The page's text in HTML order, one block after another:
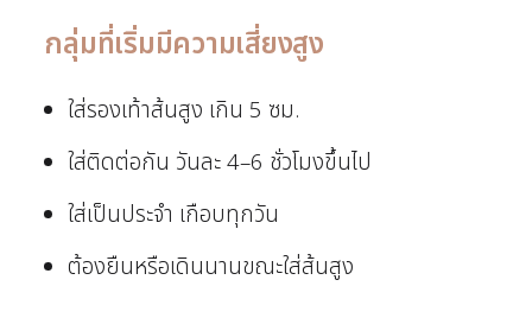
กลุ่มที่เริ่มมีความเสี่ยงสูง
ใส่รองเท้าส้นสูง เกิน 5 ซม.
ใส่ติดต่อกัน วันละ 4–6 ชั่วโมงขึ้นไป
ใส่เป็นประจำ เกือบทุกวัน
ต้องยืนหรือเดินนานขณะใส่ส้นสูง